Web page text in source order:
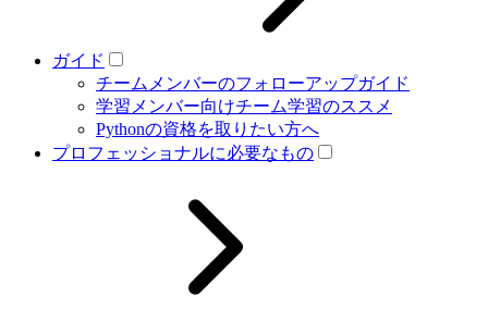
ガイド
チームメンバーのフォローアップガイド
学習メンバー向けチーム学習のススメ
Pythonの資格を取りたい方へ
プロフェッショナルに必要なもの